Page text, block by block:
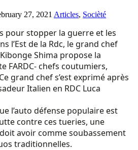
27, 2021 Articles, Socièté
pour stopper la guerre et les
l’Est de la Rdc, le grand chef
Shima propose la
FARDC- chefs coutumiers,
grand chef s’est exprimé après
Italien en RDC Luca
l’auto défense populaire est
contre ces tueries, une
avoir comme soubassement
traditionnelles.